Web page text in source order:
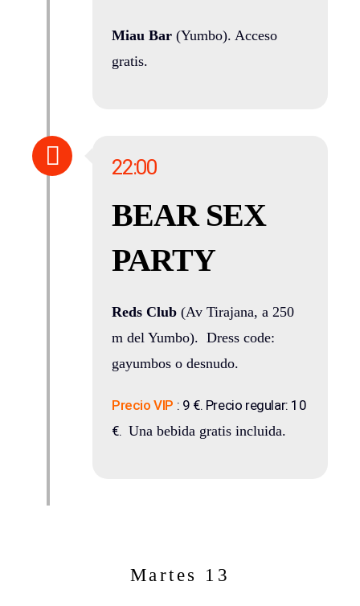
Miau Bar (Yumbo). Acceso
gratis.
22:00
BEAR SEX
PARTY
Reds Club (Av Tirajana, a 250
m del Yumbo). Dress code:
gayumbos o desnudo.
Precio VIP : 9 €. Precio regular: 10
€. Una bebida gratis incluida.
Martes 13